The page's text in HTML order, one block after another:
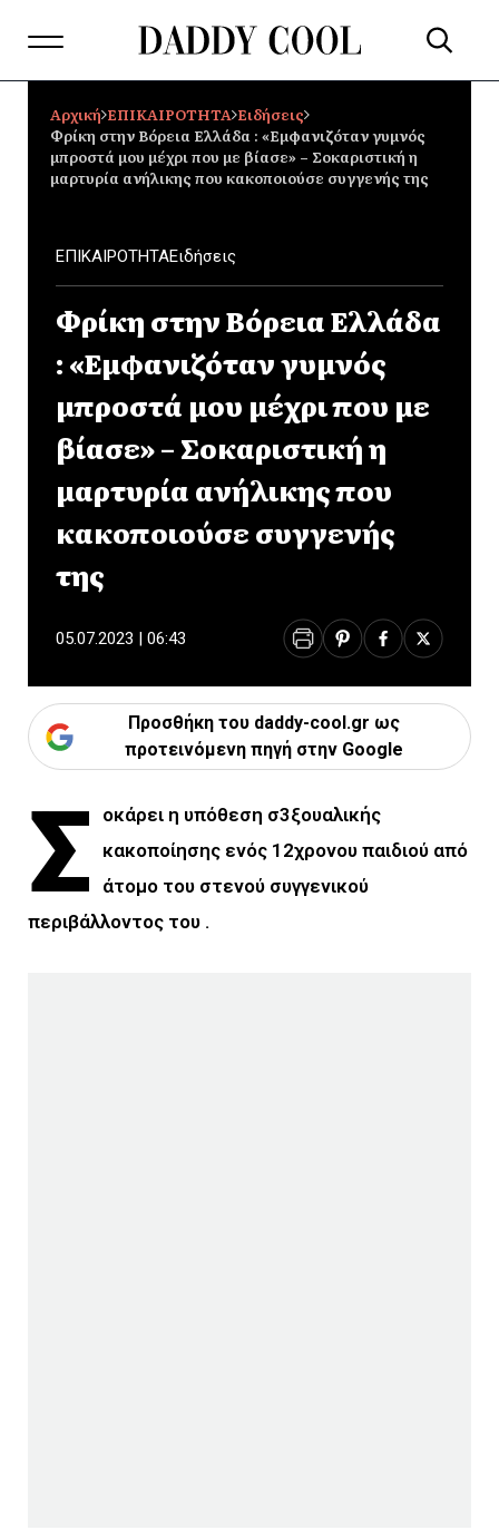
Αρχική ΕΠΙΚΑΙΡΟΤΗΤΑ Ειδήσεις
Φρίκη στην Βόρεια Ελλάδα : «Εμφανιζόταν γυμνός
μπροστά μου μέχρι που με βίασε» – Σοκαριστική η
μαρτυρία ανήλικης που κακοποιούσε συγγενής της
ΕΠΙΚΑΙΡΟΤΗΤΑΕιδήσεις
Φρίκη στην Βόρεια Ελλάδα
: «Εμφανιζόταν γυμνός
μπροστά μου μέχρι που με
βίασε» – Σοκαριστική η
μαρτυρία ανήλικης που
κακοποιούσε συγγενής
της
05.07.2023 | 06:43
Προσθήκη του daddy-cool.gr ως
προτεινόμενη πηγή στην Google
Σ
οκάρει η υπόθεση σ3ξουαλικής
κακοποίησης ενός 12χρονου παιδιού από
άτομο του στενού συγγενικού
περιβάλλοντος του .